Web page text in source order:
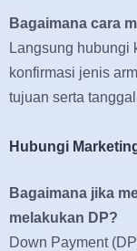
Bagaimana cara
Langsung hubungi
konfirmasi jenis
tujuan serta
Hubungi
Bagaimana jika
melakukan DP?
Down Payment